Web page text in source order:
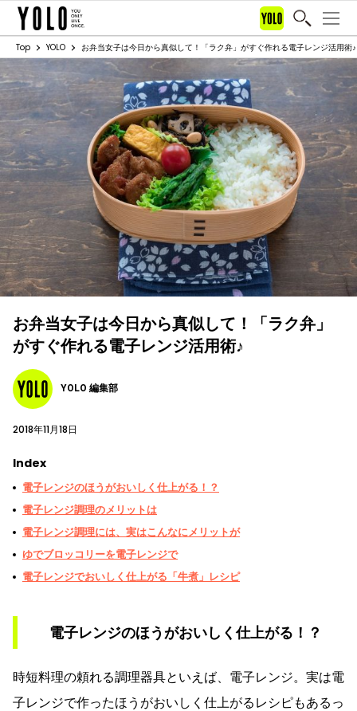
Top YOLO お弁当女子は今日から真似して！「ラク弁」がすぐ作れる電子レンジ活用術♪
お弁当女子は今日から真似して！「ラク弁」
がすぐ作れる電子レンジ活用術♪
YOLO 編集部
2018年11月18日
Index
電子レンジのほうがおいしく仕上がる！？
電子レンジ調理のメリットは
電子レンジ調理には、実はこんなにメリットが
ゆでブロッコリーを電子レンジで
電子レンジでおいしく仕上がる「牛煮」レシピ
電子レンジのほうがおいしく仕上がる！？
時短料理の頼れる調理器具といえば、電子レンジ。実は電
子レンジで作ったほうがおいしく仕上がるレシピもあるっ